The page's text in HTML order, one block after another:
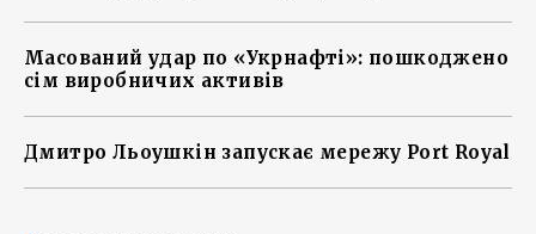
Масований удар по «Укрнафті»: пошкоджено
сім виробничих активів
Дмитро Льоушкін запускає мережу Port Royal